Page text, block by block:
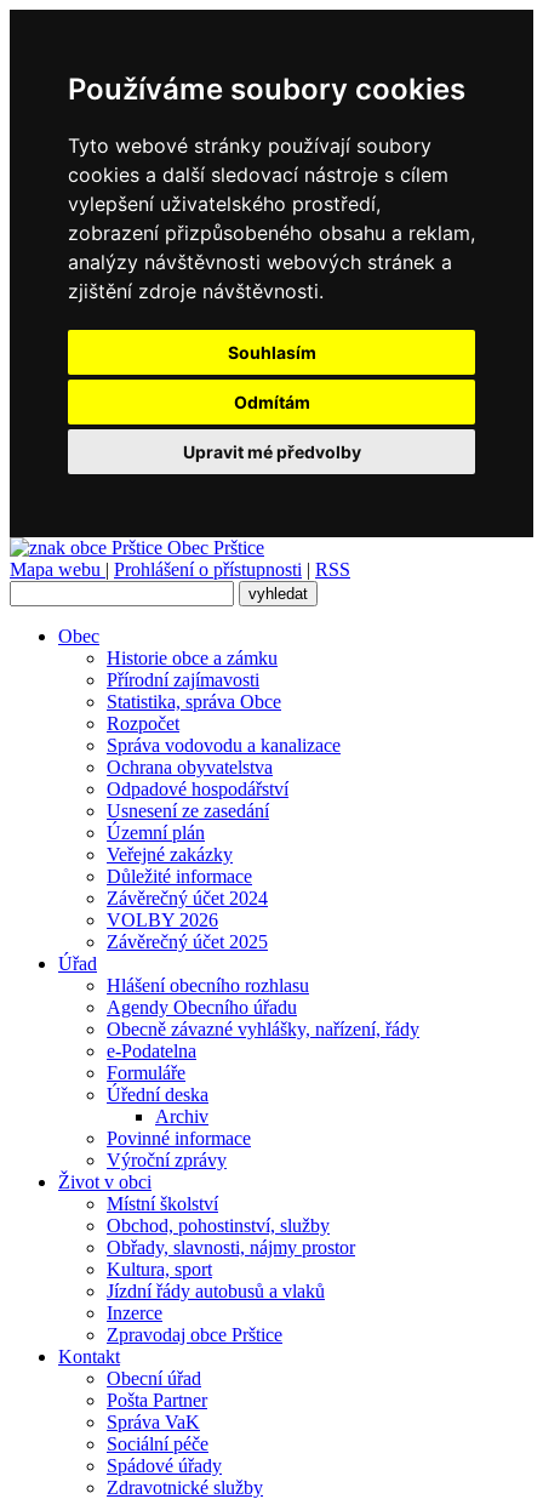
Používáme soubory cookies
Tyto webové stránky používají soubory
cookies a další sledovací nástroje s cílem
vylepšení uživatelského prostředí,
zobrazení přizpůsobeného obsahu a reklam,
analýzy návštěvnosti webových stránek a
zjištění zdroje návštěvnosti.
Souhlasím
Odmítám
Upravit mé předvolby
Obec Prštice
Mapa webu | Prohlášení o přístupnosti | RSS
Obec
Historie obce a zámku
Přírodní zajímavosti
Statistika, správa Obce
Rozpočet
Správa vodovodu a kanalizace
Ochrana obyvatelstva
Odpadové hospodářství
Usnesení ze zasedání
Územní plán
Veřejné zakázky
Důležité informace
Závěrečný účet 2024
VOLBY 2026
Závěrečný účet 2025
Úřad
Hlášení obecního rozhlasu
Agendy Obecního úřadu
Obecně závazné vyhlášky, nařízení, řády
e-Podatelna
Formuláře
Úřední deska
Archiv
Povinné informace
Výroční zprávy
Život v obci
Místní školství
Obchod, pohostinství, služby
Obřady, slavnosti, nájmy prostor
Kultura, sport
Jízdní řády autobusů a vlaků
Inzerce
Zpravodaj obce Prštice
Kontakt
Obecní úřad
Pošta Partner
Správa VaK
Sociální péče
Spádové úřady
Zdravotnické služby